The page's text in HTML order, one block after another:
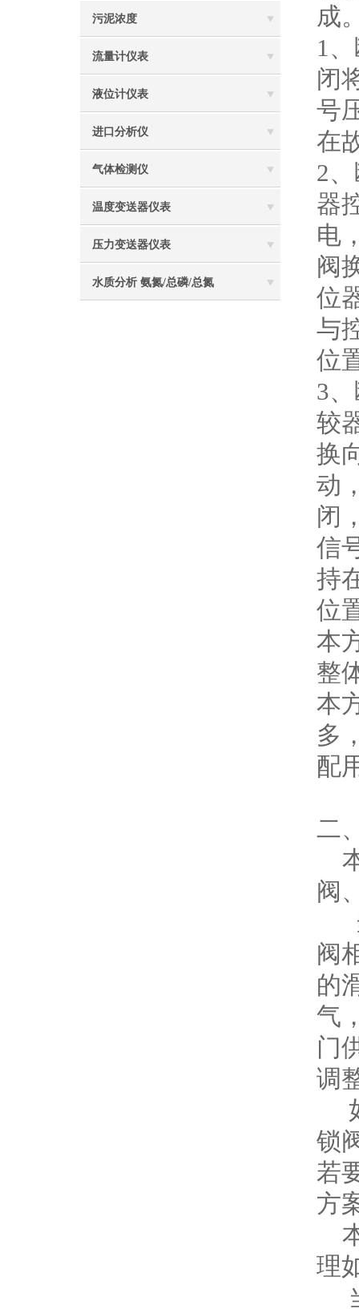
污泥浓度
流量计仪表
液位计仪表
进口分析仪
气体检测仪
温度变送器仪表
压力变送器仪表
水质分析 氨氮/总磷/总氮
成
1
闭
号
在
2
器
电
阀
位
与
位
3
较
换
动
闭
信
持
位
本
整
本
多
配
二
阀
阀
的
气
门
调
锁
若
方
理